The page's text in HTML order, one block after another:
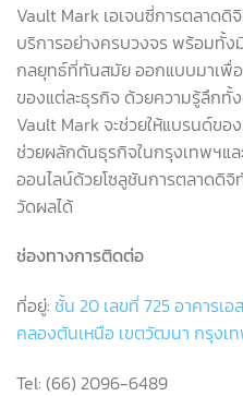
Vault Mark เอเจนซี่การตลาด
บริการอย่างครบวงจร พร้อมทั้ง
กลยุทธ์ที่ทันสมัย ออกแบบมาเพื่
ของแต่ละธุรกิจ ด้วยความรู้ลึกทั้
Vault Mark จะช่วยให้แบรนด์ข
ช่วยผลักดันธุรกิจในกรุงเทพฯแล
ออนไลน์ด้วยโซลูชันการตลาดดิ
วัดผลได้
ช่องทางการติดต่อ
ที่อยู่: ชั้น 20 เลขที่ 725อาคารเอส
คลองตันเหนือ เขตวัฒนา กรุงเ
Tel: (66) 2096-6489